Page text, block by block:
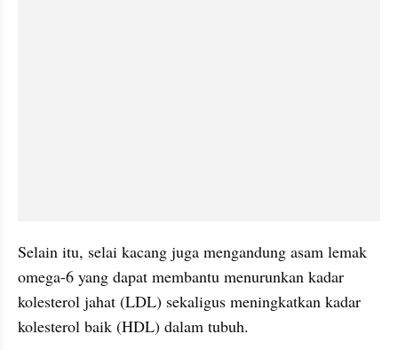
Selain itu, selai kacang juga mengandung asam lemak
omega-6 yang dapat membantu menurunkan kadar
kolesterol jahat (LDL) sekaligus meningkatkan kadar
kolesterol baik (HDL) dalam tubuh.